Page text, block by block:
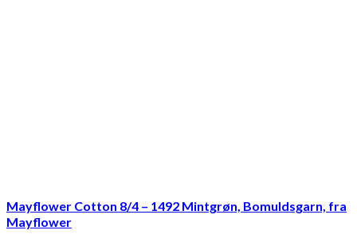
Mayflower Cotton 8/4 – 1492 Mintgrøn, Bomuldsgarn, fra
Mayflower